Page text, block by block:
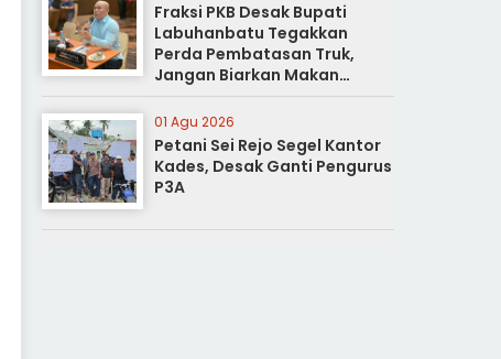
Fraksi PKB Desak Bupati
Labuhanbatu Tegakkan
Perda Pembatasan Truk,
Jangan Biarkan Makan
Korban
01 Agu 2026
Petani Sei Rejo Segel Kantor
Kades, Desak Ganti Pengurus
P3A